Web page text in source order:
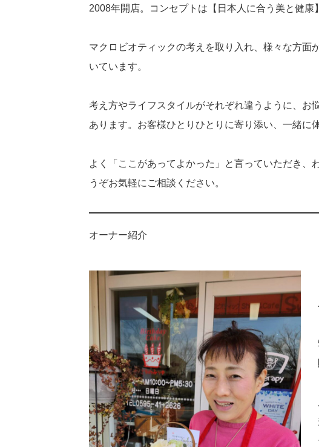
2008年開店。コンセプトは【日本人に合う美と健康】
マクロビオティックの考えを取り入れ、様々な方面
いています。
考え方やライフスタイルがそれぞれ違うように、お
あります。お客様ひとりひとりに寄り添い、一緒に
よく「ここがあってよかった」と言っていただき、
うぞお気軽にご相談ください。
オーナー紹介